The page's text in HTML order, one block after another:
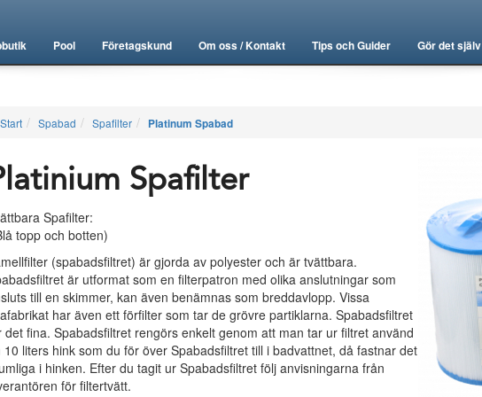
Pool Företagskund Om oss / Kontakt Tips och Guider Gör det själv
Start Spabad Spafilter Platinum Spabad
Spafilter
Spafilter:
topp och botten)
(spabadsfiltret) är gjorda av polyester och är tvättbara.
är utformat som en filterpatron med olika anslutningar som
till en skimmer, kan även benämnas som breddavlopp. Vissa
har även ett förfilter som tar de grövre partiklarna. Spabadsfiltret
det fina. Spabadsfiltret rengörs enkelt genom att man tar ur filtret använd
10 liters hink som du för över Spabadsfiltret till i badvattnet, då fastnar det
i hinken. Efter du tagit ur Spabadsfiltret följ anvisningarna från
för filtertvätt.